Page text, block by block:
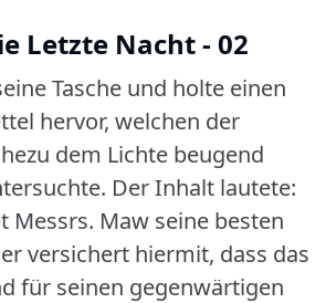
Letzte Nacht - 02
Tasche und holte einen
hervor, welchen der
dem Lichte beugend
Der Inhalt lautete:
Messrs. Maw seine besten
versichert hiermit, dass das
für seinen gegenwärtigen